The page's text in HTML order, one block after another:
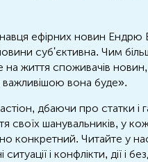
ефірних новин Ендрю
суб'єктивна. Чим
на життя споживачів новин,
важливішою вона буде».
дбаючи про статки і
своїх шанувальників, у
конкретний. Читайте у
і конфлікти, дії і